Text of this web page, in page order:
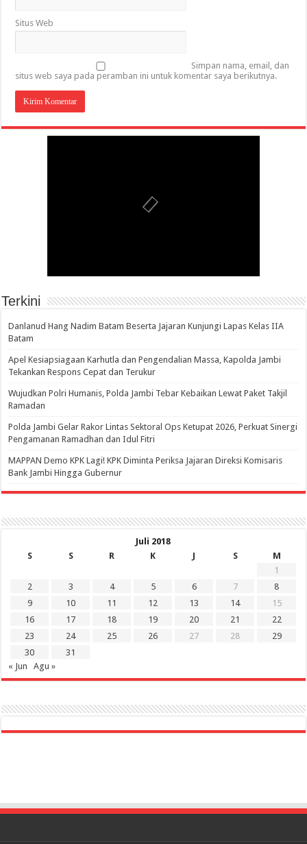
Situs Web
Simpan nama, email, dan
situs web saya pada peramban ini untuk komentar saya berikutnya.
Terkini
Danlanud Hang Nadim Batam Beserta Jajaran Kunjungi Lapas Kelas IIA
Batam
Apel Kesiapsiagaan Karhutla dan Pengendalian Massa, Kapolda Jambi
Tekankan Respons Cepat dan Terukur
Wujudkan Polri Humanis, Polda Jambi Tebar Kebaikan Lewat Paket Takjil
Ramadan
Polda Jambi Gelar Rakor Lintas Sektoral Ops Ketupat 2026, Perkuat Sinergi
Pengamanan Ramadhan dan Idul Fitri
‎MAPPAN Demo KPK Lagi! KPK Diminta Periksa Jajaran Direksi Komisaris
Bank Jambi Hingga Gubernur ‎
Juli 2018
S
S R K J S
M
1
2
3 4 5 6 7
8
9
10 11 12 13 14
15
16
17 18 19 20 21
22
23
24 25 26 27 28
29
30
31
« Jun
Agu »